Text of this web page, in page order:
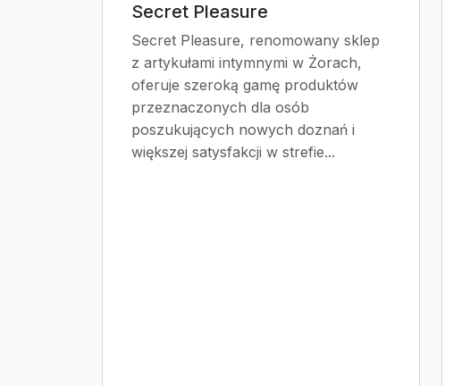
Secret Pleasure
Secret Pleasure, renomowany sklep
z artykułami intymnymi w Żorach,
oferuje szeroką gamę produktów
przeznaczonych dla osób
poszukujących nowych doznań i
większej satysfakcji w strefie...